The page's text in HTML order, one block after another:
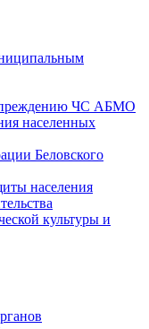
ЧС АБМО
населенных
Беловского
населения
культуры и